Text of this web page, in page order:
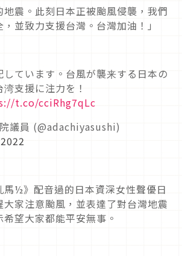
地震。此刻日本正被颱風侵襲，我們
並致力支援台灣。台灣加油！」
ています。台風が襲来する日本の
支援に注力を！
t.co/cciRhg7qLc
議員 (@adachiyasushi)
馬½》配音過的日本資深女性聲優日
家注意颱風，並表達了對台灣地震
望大家都能平安無事。